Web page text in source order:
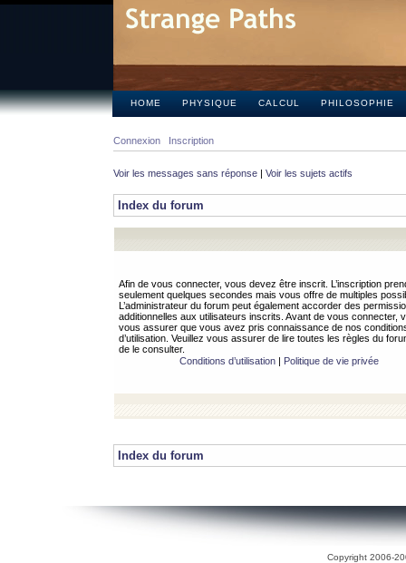
HOME PHYSIQUE CALCUL PHILOSOPHIE
Connexion Inscription
Voir les messages sans réponse | Voir les sujets actifs
Index du forum
Afin de vous connecter, vous devez être inscrit. L’inscription
seulement quelques secondes mais vous offre de multiples
L’administrateur du forum peut également accorder des
additionnelles aux utilisateurs inscrits. Avant de vous connecter,
vous assurer que vous avez pris connaissance de nos
d’utilisation. Veuillez vous assurer de lire toutes les règles du
de le consulter.
Conditions d’utilisation| Politique de vie privée
Index du forum
Copyright 2006-